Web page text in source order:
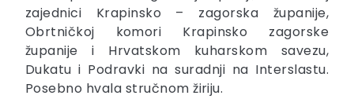
zajednici Krapinsko – zagorska županije,
Obrtničkoj komori Krapinsko zagorske
županije i Hrvatskom kuharskom savezu,
Dukatu i Podravki na suradnji na Interslastu.
Posebno hvala stručnom žiriju.